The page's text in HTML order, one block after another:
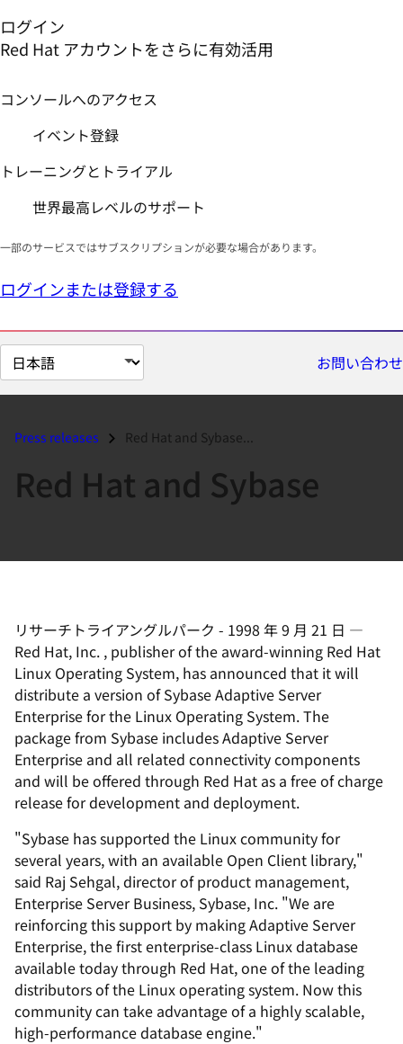
ログイン
Red Hat アカウントをさらに有効活用
コンソールへのアクセス
イベント登録
トレーニングとトライアル
世界最高レベルのサポート
一部のサービスではサブスクリプションが必要な場合があります。
ログインまたは登録する
ペ
ー
の
だ
さ
い
お問い合わせ
Press releases Red Hat and Sybase...
Red Hat and Sybase
リサーチトライアングルパーク - 1998 年 9 月 21 日 —
Red Hat, Inc. , publisher of the award-winning Red Hat
Linux Operating System, has announced that it will
distribute a version of Sybase Adaptive Server
Enterprise for the Linux Operating System. The
package from Sybase includes Adaptive Server
Enterprise and all related connectivity components
and will be offered through Red Hat as a free of charge
release for development and deployment.
"Sybase has supported the Linux community for
several years, with an available Open Client library,"
said Raj Sehgal, director of product management,
Enterprise Server Business, Sybase, Inc. "We are
reinforcing this support by making Adaptive Server
Enterprise, the first enterprise-class Linux database
available today through Red Hat, one of the leading
distributors of the Linux operating system. Now this
community can take advantage of a highly scalable,
high-performance database engine."